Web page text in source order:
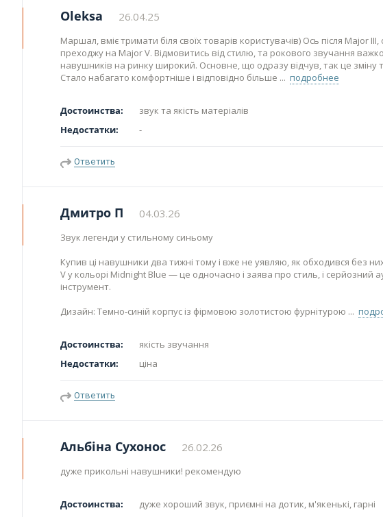
Oleksa 26.04.25
Маршал, вміє тримати біля своїх товарів користувачів) Ось після Major
преходжу на Major V. Відмовитись від стилю, та рокового звучання
навушників на ринку широкий. Основне, що одразу відчув, так це зміну
Стало набагато комфортніше і відповідно більше
подробнее
Достоинства:
звук та якість матеріалів
Недостатки:
-
Ответить
Дмитро П 04.03.26
Звук легенди у стильному синьому
Купив ці навушники два тижні тому і вже не уявляю, як обходився без
V у кольорі Midnight Blue — це одночасно і заява про стиль, і серйозний
інструмент.
Дизайн: Темно-синій корпус із фірмовою золотистою фурнітурою
Достоинства:
якість звучання
Недостатки:
ціна
Ответить
Альбіна Сухонос 26.02.26
дуже прикольні навушники! рекомендую
Достоинства: дуже хороший звук, приємні на дотик, м'якенькі, гарні